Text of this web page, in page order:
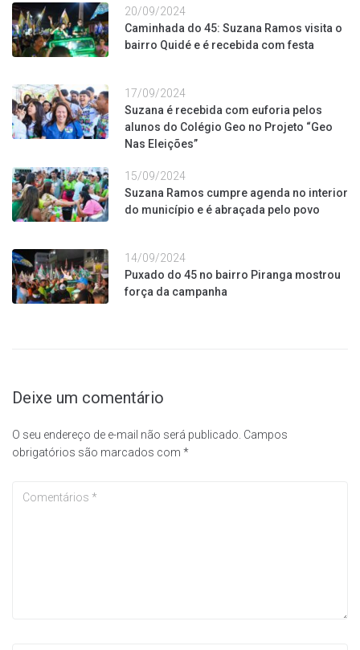
20/09/2024
Caminhada do 45: Suzana Ramos visita o
bairro Quidé e é recebida com festa
17/09/2024
Suzana é recebida com euforia pelos
alunos do Colégio Geo no Projeto “Geo
Nas Eleições”
15/09/2024
Suzana Ramos cumpre agenda no interior
do município e é abraçada pelo povo
14/09/2024
Puxado do 45 no bairro Piranga mostrou
força da campanha
Deixe um comentário
O seu endereço de e-mail não será publicado. Campos
obrigatórios são marcados com *